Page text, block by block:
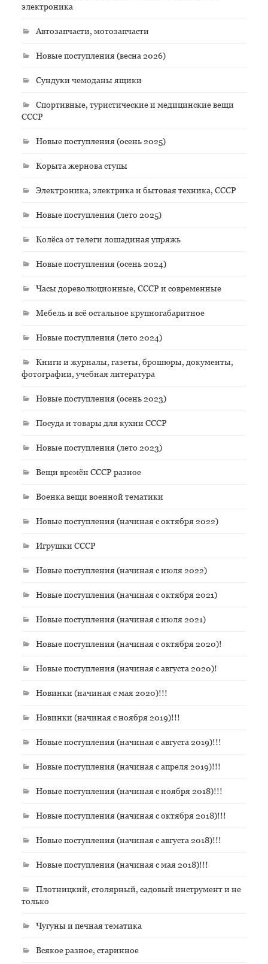
электроника
Автозапчасти, мотозапчасти
Новые поступления (весна 2026)
Сундуки чемоданы ящики
Спортивные, туристические и медицинские вещи
СССР
Новые поступления (осень 2025)
Корыта жернова ступы
Электроника, электрика и бытовая техника, СССР
Новые поступления (лето 2025)
Колёса от телеги лошадиная упряжь
Новые поступления (осень 2024)
Часы дореволюционные, СССР и современные
Мебель и всё остальное крупногабаритное
Новые поступления (лето 2024)
Книги и журналы, газеты, брошюры, документы,
фотографии, учебная литература
Новые поступления (осень 2023)
Посуда и товары для кухни СССР
Новые поступления (лето 2023)
Вещи времён СССР разное
Военка вещи военной тематики
Новые поступления (начиная с октября 2022)
Игрушки СССР
Новые поступления (начиная с июля 2022)
Новые поступления (начиная с октября 2021)
Новые поступления (начиная с июля 2021)
Новые поступления (начиная с октября 2020)!
Новые поступления (начиная с августа 2020)!
Новинки (начиная с мая 2020)!!!
Новинки (начиная с ноября 2019)!!!
Новые поступления (начиная с августа 2019)!!!
Новые поступления (начиная с апреля 2019)!!!
Новые поступления (начиная с ноября 2018)!!!
Новые поступления (начиная с октября 2018)!!!
Новые поступления (начиная с августа 2018)!!!
Новые поступления (начиная с мая 2018)!!!
Плотницкий, столярный, садовый инструмент и не
только
Чугуны и печная тематика
Всякое разное, старинное